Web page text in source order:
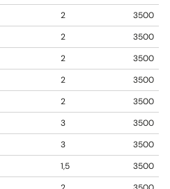
2
3500
2
3500
2
3500
2
3500
2
3500
3
3500
3
3500
1,5
3500